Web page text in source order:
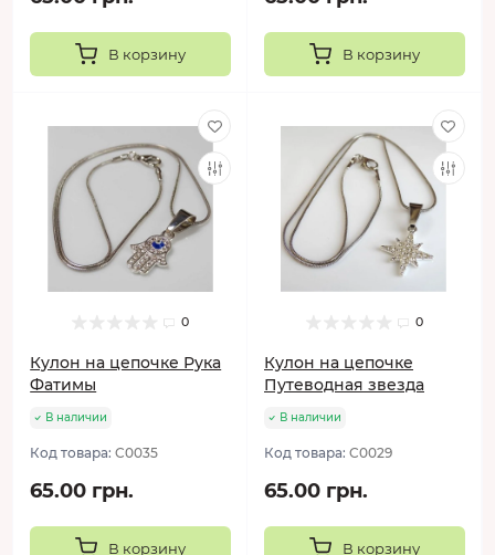
В корзину В корзину
0
Кулон на цепочке Рука
Фатимы
В наличии
Код товара:C0035
65.00 грн.
В корзину
0
Кулон на цепочке
Путеводная звезда
В наличии
Код товара: C0029
65.00 грн.
В корзину